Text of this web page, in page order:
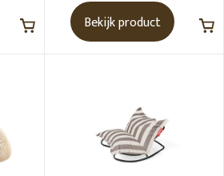
Bekijk product